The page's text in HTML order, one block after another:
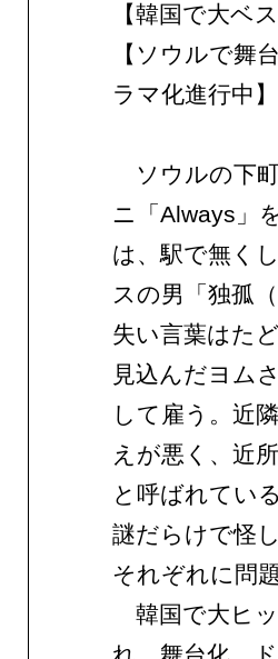
【韓国で大ベ
【ソウルで舞
ラマ化進行中】
ソウルの下
ニ「Always」
は、駅で無く
スの男「独孤
失い言葉はた
見込んだヨム
して雇う。近
えが悪く、近
と呼ばれてい
謎だらけで怪
それぞれに問
韓国で大ヒ